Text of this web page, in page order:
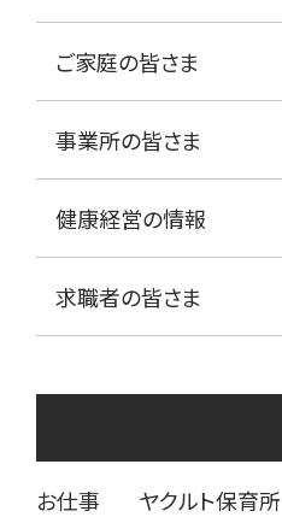
ご家庭の皆さま
事業所の皆さま
健康経営の情報
求職者の皆さま
お仕事 ヤクルト保育所